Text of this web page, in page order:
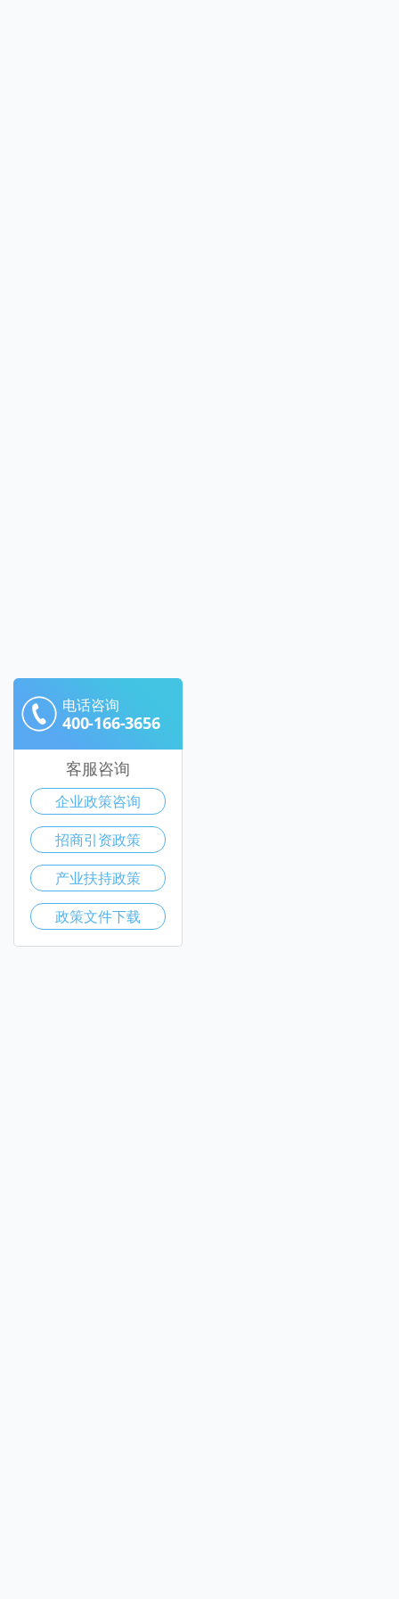
电话咨询
400-166-3656
客服咨询
企业政策咨询
招商引资政策
产业扶持政策
政策文件下载